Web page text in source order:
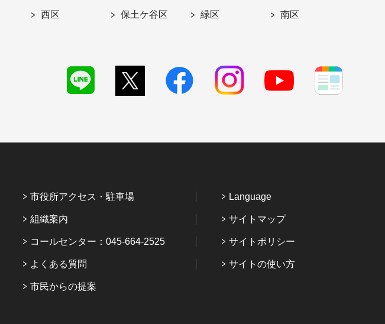
西区 保土ケ谷区 緑区 南区
市役所アクセス・駐車場
組織案内
コールセンター：045-664-2525
よくある質問
市民からの提案
Language
サイトマップ
サイトポリシー
サイトの使い方